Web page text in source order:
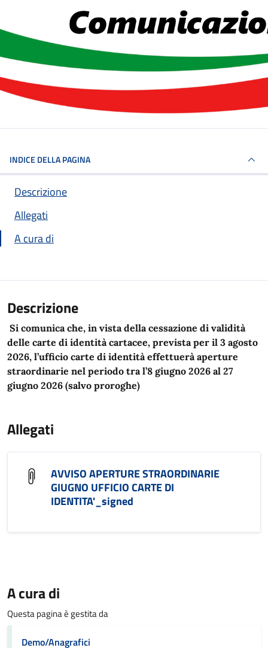
INDICE DELLA PAGINA
Descrizione
Allegati
A cura di
Descrizione
Si comunica che, in vista della cessazione di validità
delle carte di identità cartacee, prevista per il 3 agosto
2026, l’ufficio carte di identità effettuerà aperture
straordinarie nel periodo tra l’8 giugno 2026 al 27
giugno 2026 (salvo proroghe)
Allegati
AVVISO APERTURE STRAORDINARIE
GIUGNO UFFICIO CARTE DI
IDENTITA'_signed
A cura di
Questa pagina è gestita da
Demo/Anagrafici